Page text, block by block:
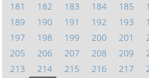
181
182 183 184 185
189
190 191 192 193
197
198 199 200 201
205
206 207 208 209
213
214 215 216 217